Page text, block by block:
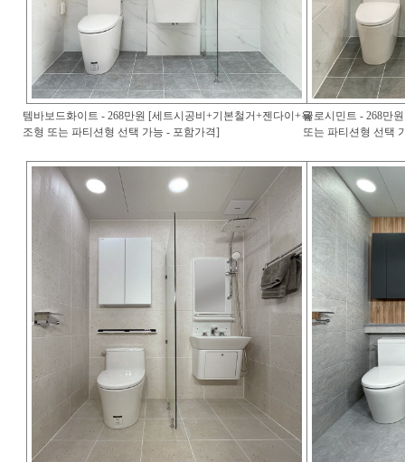
템바보드화이트 - 268만원 [세트시공비+기본철거+젠다이+욕
조형 또는 파티션형 선택 가능 - 포함가격]
글로시민트 - 268만
또는 파티션형 선택